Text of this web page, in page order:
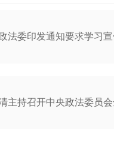
法委印发通知要求学习
主持召开中央政法委员